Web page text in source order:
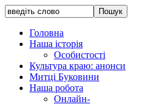
Головна
Наша історія
Особистості
Культура краю: анонси
Митці Буковини
Наша робота
Онлайн-